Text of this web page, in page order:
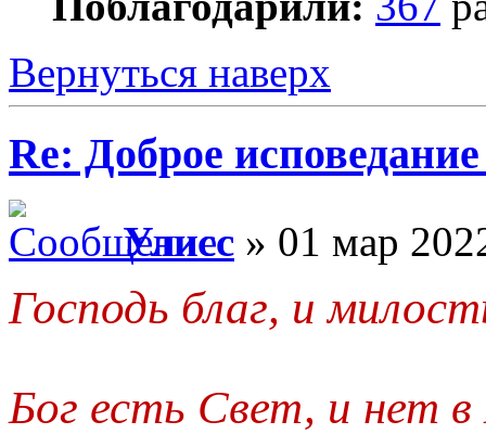
Вернуться наверх
Re: Доброе
Улисс » 01 мар
Господь благ, и
Бог есть Свет, и нет